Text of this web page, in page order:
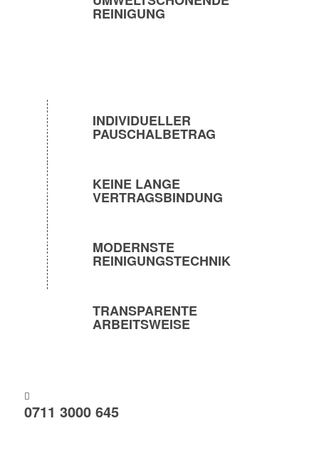
REINIGUNG
INDIVIDUELLER
PAUSCHALBETRAG
KEINE LANGE
VERTRAGSBINDUNG
MODERNSTE
REINIGUNGSTECHNIK
TRANSPARENTE
ARBEITSWEISE
0711 3000 645